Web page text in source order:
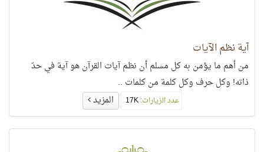
آية نظم الآيات
من أهم ما يؤمن به كل مسلم أن نظم آيات القرآن هو آية في حدّ
ذاته! وكل حرف وكل كلمة من كلمات ..
عدد الزيارات:17K المزيد